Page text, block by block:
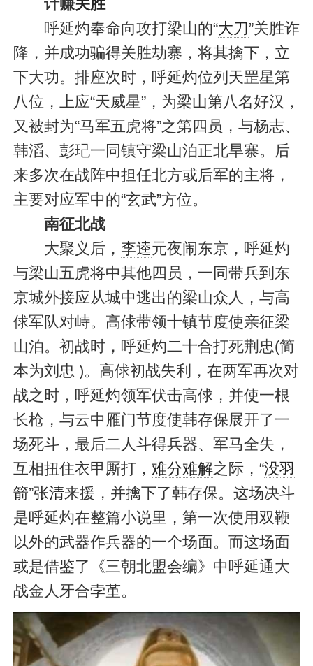
计赚关胜
呼延灼奉命向攻打梁山的“大刀”关胜诈
降，并成功骗得关胜劫寨，将其擒下，立
下大功。排座次时，呼延灼位列天罡星第
八位，上应“天威星”，为梁山第八名好汉，
又被封为“马军五虎将”之第四员，与杨志、
韩滔、彭玘一同镇守梁山泊正北旱寨。后
来多次在战阵中担任北方或后军的主将，
主要对应军中的“玄武”方位。
南征北战
大聚义后， 李逵元夜闹东京，呼延灼
与梁山五虎将中其他四员，一同带兵到东
京城外接应从城中逃出的梁山众人，与高
俅军队对峙。高俅带领十镇节度使亲征梁
山泊。初战时，呼延灼二十合打死荆忠(简
本为刘忠 )。高俅初战失利，在两军再次对
战之时，呼延灼领军伏击高俅，并使一根
长枪，与云中雁门节度使韩存保展开了一
场死斗，最后二人斗得兵器、军马全失，
互相扭住衣甲厮打， 难分难解之际，“没羽
箭”张清来援，并擒下了韩存保。这场决斗
是呼延灼在整篇小说里，第一次使用双鞭
以外的武器作兵器的一个场面。而这场面
或是借鉴了《三朝北盟会编》中呼延通大
战金人牙合孛堇。